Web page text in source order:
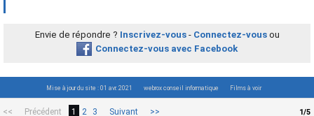
1/5
<< Précédent 1 2 3 Suivant >>
Envie de répondre ? Inscrivez-vous- Connectez-vousou
Connectez-vous avec Facebook
Mise à jour du site : 01 avr. 2021 webrox conseil informatique Films à voir